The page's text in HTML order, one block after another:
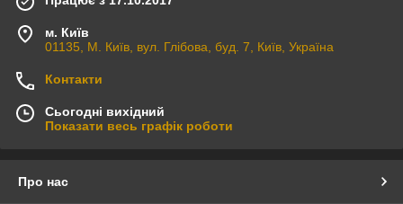
м. Київ
01135, М. Київ, вул. Глібова, буд. 7, Київ, Україна
Контакти
Сьогодні вихідний
Показати весь графік роботи
Про нас